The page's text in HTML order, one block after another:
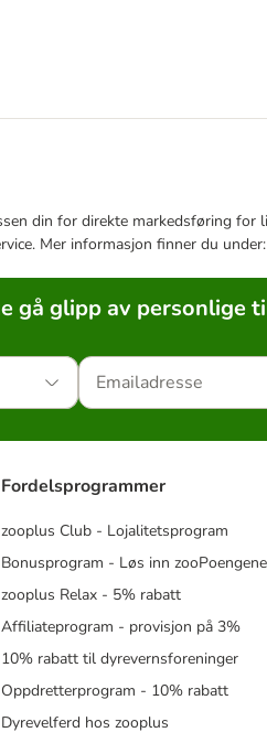
din for direkte markedsføring
Mer informasjon finner du under:
gå glipp av personlige
Fordelsprogrammer
zooplus Club - Lojalitetsprogram
Bonusprogram - Løs inn
zooplus Relax - 5% rabatt
Affiliateprogram - provisjon på 3%
10% rabatt til dyrevernsforeninger
Oppdretterprogram - 10% rabatt
Dyrevelferd hos zooplus